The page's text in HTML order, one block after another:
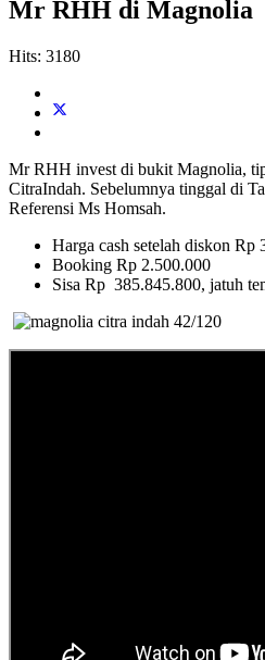
Mr RHH di Magnolia
Hits: 3180
Mr RHH invest di bukit Magnolia,
CitraIndah. Sebelumnya tinggal di
Referensi Ms Homsah.
Harga cash setelah diskon Rp
Booking Rp 2.500.000
Sisa Rp 385.845.800, jatuh